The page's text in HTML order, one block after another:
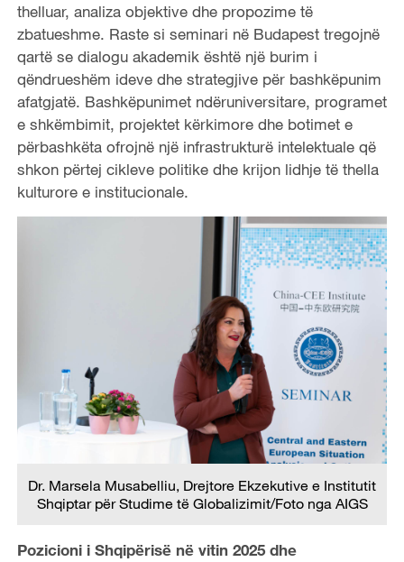
thelluar, analiza objektive dhe propozime të
zbatueshme. Raste si seminari në Budapest tregojnë
qartë se dialogu akademik është një burim i
qëndrueshëm ideve dhe strategjive për bashkëpunim
afatgjatë. Bashkëpunimet ndëruniversitare, programet
e shkëmbimit, projektet kërkimore dhe botimet e
përbashkëta ofrojnë një infrastrukturë intelektuale që
shkon përtej cikleve politike dhe krijon lidhje të thella
kulturore e institucionale.
Dr. Marsela Musabelliu, Drejtore Ekzekutive e Institutit
Shqiptar për Studime të Globalizimit/Foto nga AIGS
Pozicioni i Shqipërisë në vitin 2025 dhe